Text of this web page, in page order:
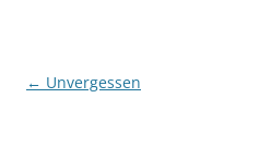
Beitragsnavigation
← Unvergessen